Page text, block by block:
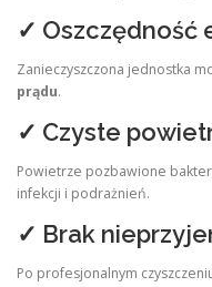
✓ Oszczędność
Zanieczyszczona jednostka
prądu.
✓ Czyste
Powietrze pozbawione
infekcji i podrażnień.
✓ Brak
Po profesjonalnym